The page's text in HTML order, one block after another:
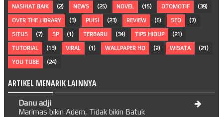
NASIHAT BAIK (2) NEWS (25) NOVEL (15) OTOMOTIF (39)
OVER THE LIBRARY (3) PUISI (23) REVIEW (6) SEO (7)
SITUS (7) SP (1) TERBARU (34) TIPS HIDUP (21)
TUTORIAL (13) VIRAL (1) WALLPAPER HD (2) WISATA (21)
YOU TUBE (24)
ARTIKEL MENARIK LAINNYA
Danu adji
Marimas bikin Adem, Tidak bikin Batuk